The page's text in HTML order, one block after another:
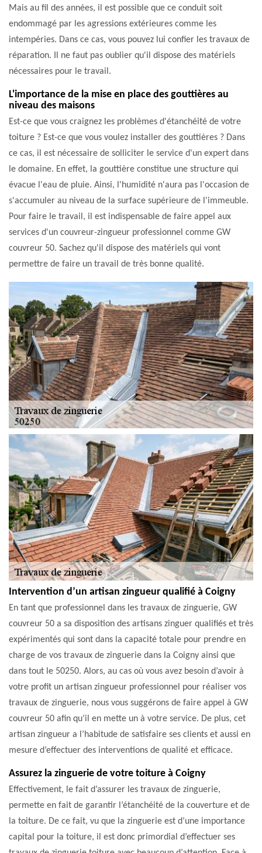
Mais au fil des années, il est possible que ce conduit soit
endommagé par les agressions extérieures comme les
intempéries. Dans ce cas, vous pouvez lui confier les travaux de
réparation. Il ne faut pas oublier qu'il dispose des matériels
nécessaires pour le travail.
L'importance de la mise en place des gouttières au
niveau des maisons
Est-ce que vous craignez les problèmes d'étanchéité de votre
toiture ? Est-ce que vous voulez installer des gouttières ? Dans
ce cas, il est nécessaire de solliciter le service d'un expert dans
le domaine. En effet, la gouttière constitue une structure qui
évacue l'eau de pluie. Ainsi, l'humidité n'aura pas l'occasion de
s'accumuler au niveau de la surface supérieure de l'immeuble.
Pour faire le travail, il est indispensable de faire appel aux
services d'un couvreur-zingueur professionnel comme GW
couvreur 50. Sachez qu'il dispose des matériels qui vont
permettre de faire un travail de très bonne qualité.
Intervention d’un artisan zingueur qualifié à Coigny
En tant que professionnel dans les travaux de zinguerie, GW
couvreur 50 a sa disposition des artisans zinguer qualifiés et très
expérimentés qui sont dans la capacité totale pour prendre en
charge de vos travaux de zinguerie dans la Coigny ainsi que
dans tout le 50250. Alors, au cas où vous avez besoin d’avoir à
votre profit un artisan zingueur professionnel pour réaliser vos
travaux de zinguerie, nous vous suggérons de faire appel à GW
couvreur 50 afin qu’il en mette un à votre service. De plus, cet
artisan zingueur a l’habitude de satisfaire ses clients et aussi en
mesure d’effectuer des interventions de qualité et efficace.
Assurez la zinguerie de votre toiture à Coigny
Effectivement, le fait d’assurer les travaux de zinguerie,
permette en fait de garantir l’étanchéité de la couverture et de
la toiture. De ce fait, vu que la zinguerie est d’une importance
capital pour la toiture, il est donc primordial d’effectuer ses